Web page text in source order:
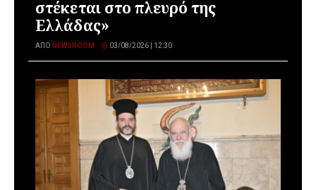
στέκεται στο πλευρό της
Ελλάδας»
ΑΠΌ NEWSROOM 03/08/2026 | 12:30